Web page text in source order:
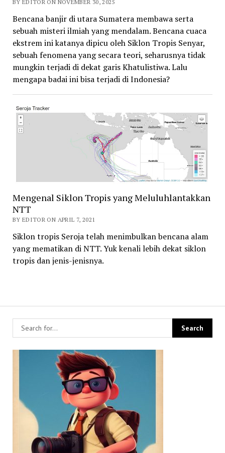
BY EDITOR ON NOVEMBER 30, 2025
Bencana banjir di utara Sumatera membawa serta
sebuah misteri ilmiah yang mendalam. Bencana cuaca
ekstrem ini katanya dipicu oleh Siklon Tropis Senyar,
sebuah fenomena yang secara teori, seharusnya tidak
mungkin terjadi di dekat garis Khatulistiwa. Lalu
mengapa badai ini bisa terjadi di Indonesia?
Mengenal Siklon Tropis yang Meluluhlantakkan
NTT
BY EDITOR ON APRIL 7, 2021
Siklon tropis Seroja telah menimbulkan bencana alam
yang mematikan di NTT. Yuk kenali lebih dekat siklon
tropis dan jenis-jenisnya.